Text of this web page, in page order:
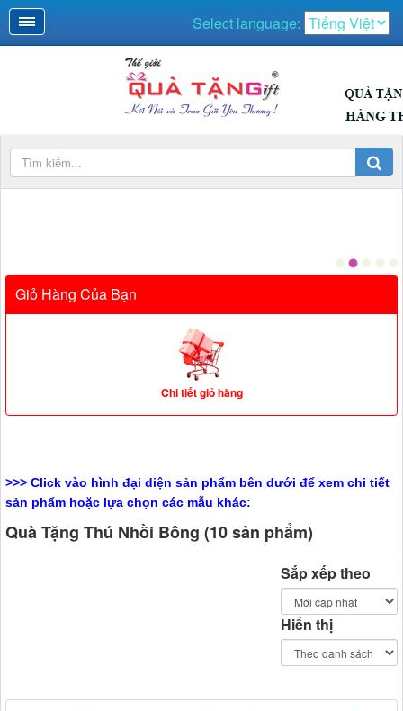
Select language:
QUÀ NGÀY LỄ
Giỏ Hàng Của Bạn
Chi tiết giỏ hàng
>>> Click vào hình đại diện sản phẩm bên dưới để xem chi tiết
sản phẩm hoặc lựa chọn các mẫu khác:
Quà Tặng Thú Nhồi Bông (10 sản phẩm)
Sắp xếp theo
Hiển thị